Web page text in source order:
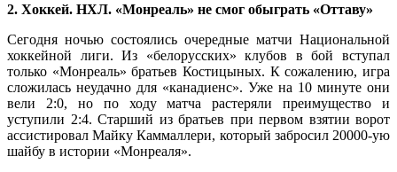
2. Хоккей. НХЛ. «Монреаль» не смог обыграть «Оттаву»
Сегодня ночью состоялись очередные матчи Национальной
хоккейной лиги. Из «белорусских» клубов в бой вступал
только «Монреаль» братьев Костицыных. К сожалению, игра
сложилась неудачно для «канадиенс». Уже на 10 минуте они
вели 2:0, но по ходу матча растеряли преимущество и
уступили 2:4. Старший из братьев при первом взятии ворот
ассистировал Майку Каммаллери, который забросил 20000-ую
шайбу в истории «Монреаля».